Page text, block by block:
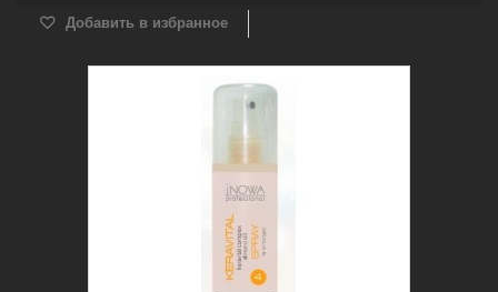
Добавить в избранное